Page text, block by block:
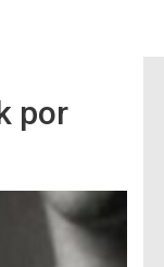
por